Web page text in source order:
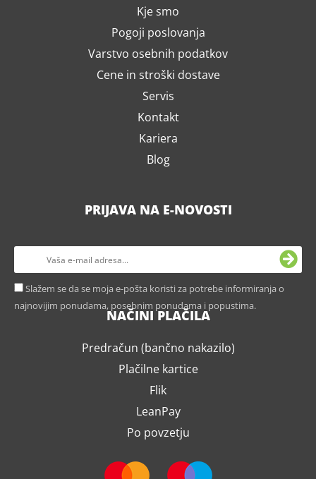
Kje smo
Pogoji poslovanja
Varstvo osebnih podatkov
Cene in stroški dostave
Servis
Kontakt
Kariera
Blog
PRIJAVA NA E-NOVOSTI
Slažem se da se moja e-pošta koristi za potrebe informiranja o
najnovijim ponudama, posebnim ponudama i popustima.
NAČINI PLAČILA
Predračun (bančno nakazilo)
Plačilne kartice
Flik
LeanPay
Po povzetju